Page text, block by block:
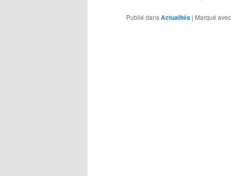
Publié dansActualités | Marqué avec